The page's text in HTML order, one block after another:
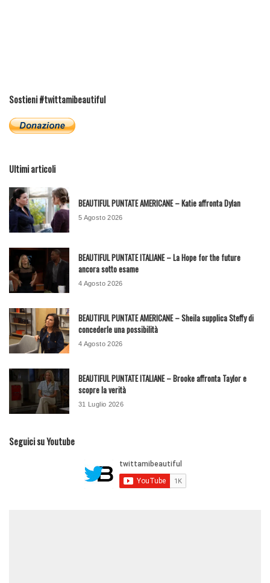
Sostieni #twittamibeautiful
Ultimi articoli
BEAUTIFUL PUNTATE AMERICANE – Katie affronta Dylan
5 Agosto 2026
BEAUTIFUL PUNTATE ITALIANE – La Hope for the future
ancora sotto esame
4 Agosto 2026
BEAUTIFUL PUNTATE AMERICANE – Sheila supplica Steffy di
concederle una possibilità
4 Agosto 2026
BEAUTIFUL PUNTATE ITALIANE – Brooke affronta Taylor e
scopre la verità
31 Luglio 2026
Seguici su Youtube